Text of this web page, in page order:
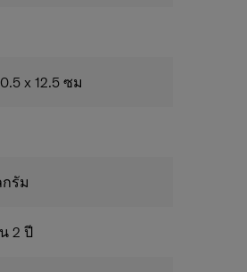
x 12.5ซม
รัม
2 ปี